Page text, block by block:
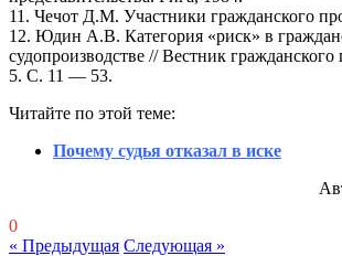
11. Чечот Д.М. Участники гражданского
12. Юдин А.В. Категория «риск» в
судопроизводстве // Вестник гражданского
5. С. 11 — 53.
Читайте по этой теме:
Почему судья отказал в иске
0
« Предыдущая Следующая »